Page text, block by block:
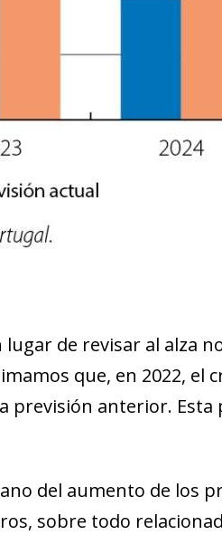
de revisar al alza
que, en 2022, el
previsión anterior. Esta
del aumento de los
sobre todo